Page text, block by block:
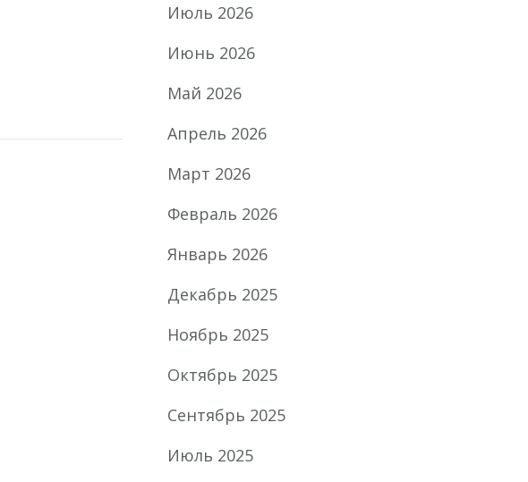
Июль 2026
Июнь 2026
Май 2026
Апрель 2026
Март 2026
Февраль 2026
Январь 2026
Декабрь 2025
Ноябрь 2025
Октябрь 2025
Сентябрь 2025
Июль 2025